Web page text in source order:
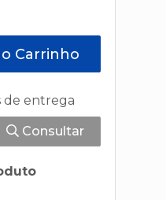
Carrinho
de entrega
Consultar